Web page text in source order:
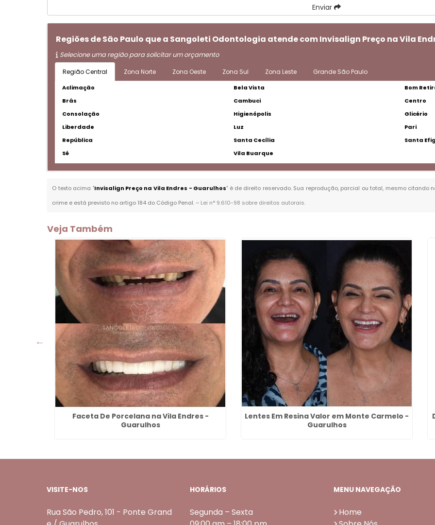
Enviar
Regiões de São Paulo que a Sangoleti Odontologia atende com Invisalign Preço na Vila
Selecione uma região para solicitar um orçamento
Região Central Zona Norte Zona Oeste Zona Sul Zona Leste Grande São Paulo
Aclimação Bela Vista
Bom
Brás
Cambuci
Centro
Consolação
Higienópolis
Glicério
Liberdade
Luz
Pari
República
Santa Cecília
Santa
Sé
Vila Buarque
O texto acima "Invisalign Preço na Vila Endres - Guarulhos" é de direito reservado. Sua reprodução, parcial ou total, mesmo
crime e está previsto no artigo 184 do Código Penal. – Lei n° 9.610-98 sobre direitos autorais.
Veja Também
Faceta De Porcelana na Vila Endres -
Guarulhos
Lentes Em Resina Valor em Monte Carmelo -
Guarulhos
VISITE-NOS
Rua São Pedro, 101 - Ponte Grand
HORÁRIOS
Segunda – Sexta
MENU NAVEGAÇÃO
Home